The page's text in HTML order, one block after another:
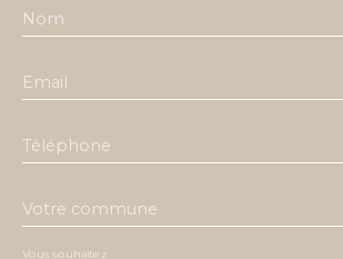
Nom
Email
Téléphone
Votre commune
Vous souhaitez